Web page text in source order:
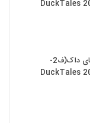
انیمیشن ماجراهای داک(ف2-